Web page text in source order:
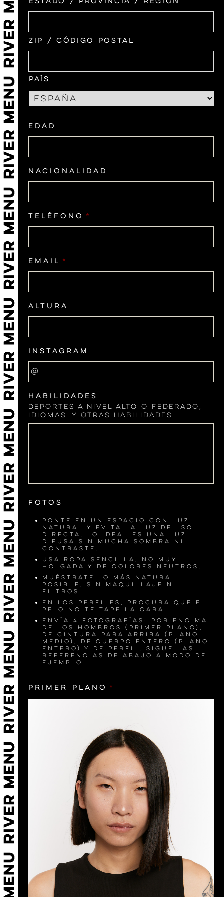
ZIP / Código Postal
País
Edad
Nacionalidad
Teléfono *
Email *
Altura
Instagram
Habilidades
Deportes a nivel alto o federado,
idiomas, y otras habilidades
Fotos
Ponte en un espacio con luz
natural y evita la luz del sol
directa. Lo ideal es una luz
difusa sin mucha sombra ni
contraste.
Usa ropa sencilla, no muy
holgada y de colores neutros.
Muéstrate lo más natural
posible, sin maquillaje ni
filtros.
En los perfiles, procura que el
pelo no te tape la cara.
Envía 4 fotografías: por encima
de los hombros (primer plano),
de cintura para arriba (plano
medio), de cuerpo entero (plano
entero) y de perfil. Sigue las
referencias de abajo a modo de
ejemplo
Primer plano *